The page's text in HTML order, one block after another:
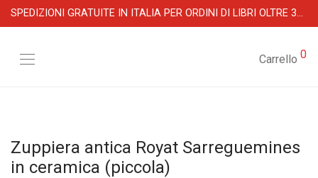
SPEDIZIONI GRATUITE IN ITALIA PER ORDINI DI LIBRI OLTRE 39 €
Carrello 0
Zuppiera antica Royat Sarreguemines
in ceramica (piccola)